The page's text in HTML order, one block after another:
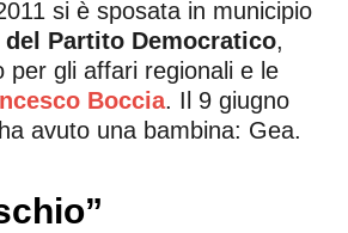
si è sposata in municipio
Partito Democratico,
per gli affari regionali e le
Boccia. Il 9 giugno
avuto una bambina: Gea.